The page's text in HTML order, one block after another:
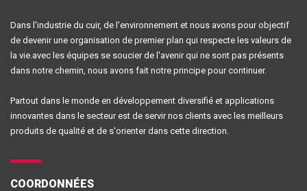
Dans l'industrie du cuir, de l'environnement et nous avons pour objectif
de devenir une organisation de premier plan qui respecte les valeurs de
la vie.avec les équipes se soucier de l'avenir qui ne sont pas présents
dans notre chemin, nous avons fait notre principe pour continuer.
Partout dans le monde en développement diversifié et applications
innovantes dans le secteur est de servir nos clients avec les meilleurs
produits de qualité et de s'orienter dans cette direction.
COORDONNÉES